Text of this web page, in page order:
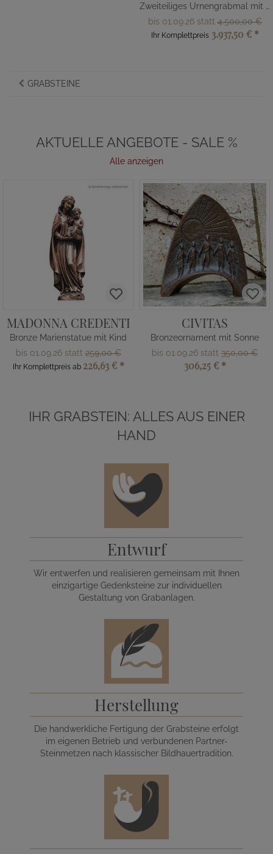
Zweiteiliges Urnengrabmal mit Vögeln
bis 01.09.26 statt4.500,00 €
Ihr Komplettpreis 3.937,50 € *
GRABSTEINE
AKTUELLE ANGEBOTE - SALE %
Alle anzeigen
MADONNA CREDENTI
Bronze Marienstatue mit Kind
bis 01.09.26 statt259,00 €
Ihr Komplettpreis ab 226,63 € *
CIVITAS
Bronzeornament mit Sonne
bis 01.09.26 statt 350,00 €
306,25 € *
IHR GRABSTEIN: ALLES AUS EINER
HAND
Entwurf
Wir entwerfen und realisieren gemeinsam mit Ihnen
einzigartige Gedenksteine zur individuellen
Gestaltung von Grabanlagen.
Herstellung
Die handwerkliche Fertigung der Grabsteine erfolgt
im eigenen Betrieb und verbundenen Partner-
Steinmetzen nach klassischer Bildhauertradition.